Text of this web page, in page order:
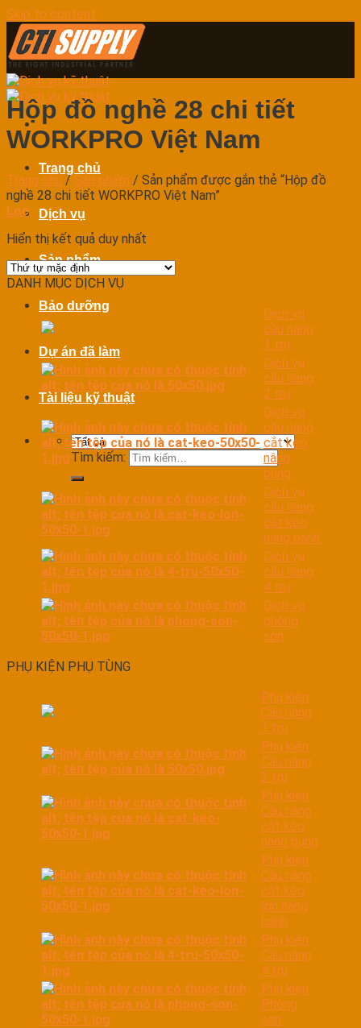
Skip to content
Trang chủ
Dịch vụ
Sản phẩm
Bảo dưỡng
Dự án đã làm
Tài liệu kỹ thuật
Tìm kiếm:
Hộp đồ nghề 28 chi tiết
WORKPRO Việt Nam
Trang chủ / Sản phẩm / Sản phẩm được gắn thẻ “Hộp đồ
nghề 28 chi tiết WORKPRO Việt Nam”
Lọc
Hiển thị kết quả duy nhất
DANH MỤC DỊCH VỤ
Dịch vụ
cầu nâng
1 trụ
Dịch vụ
cầu nâng
2 trụ
Dịch vụ
cầu nâng
cắt kéo
nâng
bụng
Dịch vụ
cầu nâng
cắt kéo
nâng bánh
Dịch vụ
cầu nâng
4 trụ
Dịch vụ
phòng
sơn
PHỤ KIỆN PHỤ TÙNG
Phụ kiện
Cầu nâng
1 trụ
Phụ kiện
Cầu nâng
2 trụ
Phụ kiện
Cầu nâng
cắt kéo
nâng bụng
Phụ kiện
Cầu nâng
cắt kéo
lớn nâng
bánh
Phụ kiện
Cầu nâng
4 trụ
Phụ kiện
Phòng
sơn